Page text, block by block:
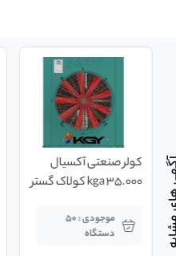
کولر صنعتی آکسیال
35.000 kga کولاک گستر
موجودی : 50
دستگاه